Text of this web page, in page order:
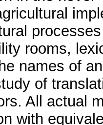
rooms,
names of
of
All actual
with